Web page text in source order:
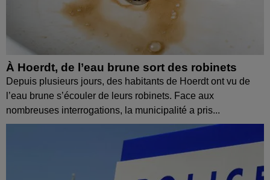
À Hoerdt, de l’eau brune sort des robinets
Depuis plusieurs jours, des habitants de Hoerdt ont vu de
l’eau brune s’écouler de leurs robinets. Face aux
nombreuses interrogations, la municipalité a pris...